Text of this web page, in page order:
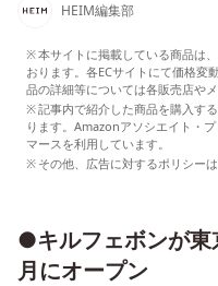
HEIM編集部
本サイトに掲載している商品は
おります。各ECサイトにて価格変
品の詳細等については各販売店や
記事内で紹介した商品を購入す
ります。Amazonアソシエイト・
マースを利用しています。
その他、広告に対するポリシーは
●キルフェボンが東
月にオープン